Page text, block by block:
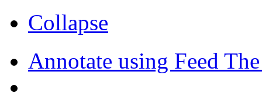
Collapse
Annotate using Feed